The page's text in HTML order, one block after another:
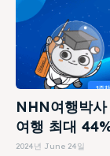
NHN여행박사
여행 최대
2024년 June 24일